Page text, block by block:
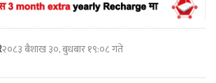
२०८३ बैशाख ३०, बुधबार १९:०८ गते